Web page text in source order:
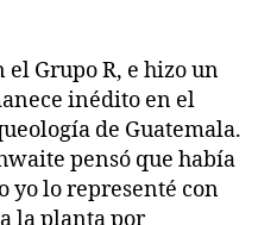
Grupo R, e hizo un
inédito en el
de Guatemala.
pensó que había
yo lo representé con